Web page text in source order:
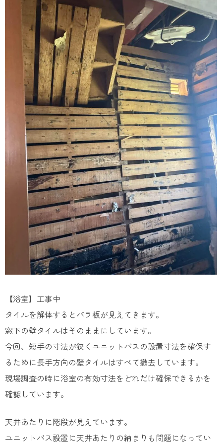
【浴室】工事中
タイルを解体するとバラ板が見えてきます。
窓下の壁タイルはそのままにしています。
今回、短手の寸法が狭くユニットバスの設置寸法を確保す
るために長手方向の壁タイルはすべて撤去しています。
現場調査の時に浴室の有効寸法をどれだけ確保できるかを
確認しています。
天井あたりに階段が見えています。
ユニットバス設置に天井あたりの納まりも問題になってい